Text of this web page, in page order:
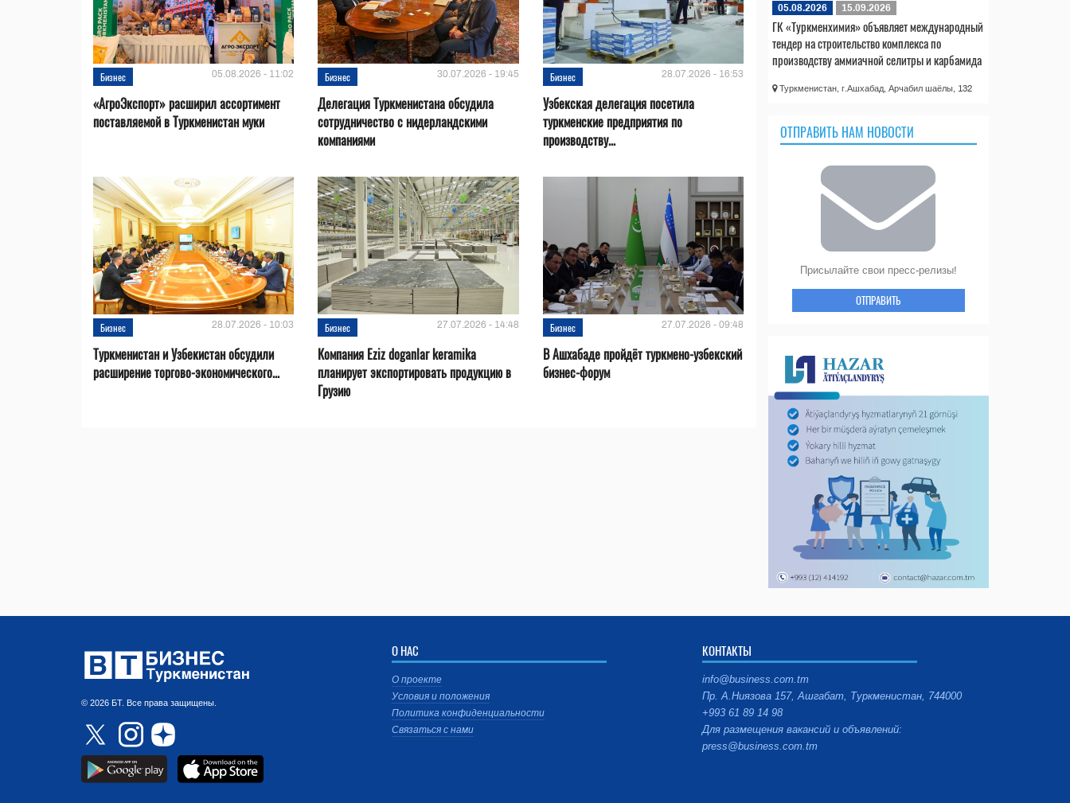
Бизнес 05.08.2026 - 11:02
«АгроЭкспорт» расширил ассортимент
поставляемой в Туркменистан муки
Бизнес 30.07.2026 - 19:45
Делегация Туркменистана обсудила
сотрудничество с нидерландскими
компаниями
Бизнес 28.07.2026 - 16:53
Узбекская делегация посетила
туркменские предприятия по
производству...
Бизнес 28.07.2026 - 10:03
Туркменистан и Узбекистан обсудили
расширение торгово-экономического...
Бизнес 27.07.2026 - 14:48
Компания Eziz doganlar keramika
планирует экспортировать продукцию в
Грузию
Бизнес 27.07.2026 - 09:48
В Ашхабаде пройдёт туркмено-узбекский
бизнес-форум
05.08.2026 15.09.2026
ГК «Туркменхимия» объявляет международный
тендер на строительство комплекса по
производству аммиачной селитры и карбамида
Туркменистан, г.Ашхабад, Арчабил шаёлы, 132
ОТПРАВИТЬ НАМ НОВОСТИ
Присылайте свои пресс-релизы!
ОТПРАВИТЬ
© 2026 БТ. Все права защищены.
О НАС
О проекте
Условия и положения
Политика конфиденциальности
Связаться с нами
КОНТАКТЫ
info@business.com.tm
Пр. А.Ниязова 157, Ашгабат, Туркменистан, 744000
+993 61 89 14 98
Для размещения вакансий и объявлений:
press@business.com.tm